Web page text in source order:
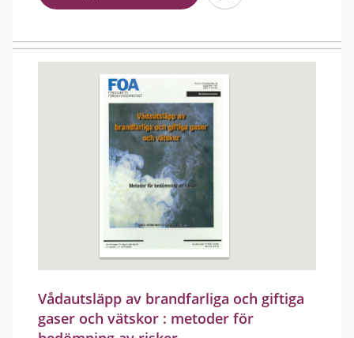
Vådautsläpp av brandfarliga och giftiga
gaser och vätskor : metoder för